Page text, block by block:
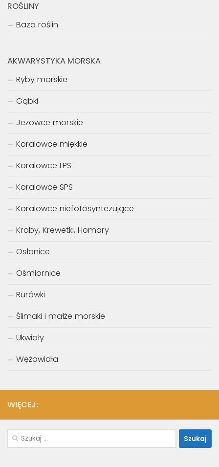
ROŚLINY
Baza roślin
AKWARYSTYKA MORSKA
Ryby morskie
Gąbki
Jeżowce morskie
Koralowce miękkie
Koralowce LPS
Koralowce SPS
Koralowce niefotosyntezujące
Kraby, Krewetki, Homary
Osłonice
Ośmiornice
Rurówki
Ślimaki i małże morskie
Ukwiały
Wężowidła
WIĘCEJ:
Szukaj: